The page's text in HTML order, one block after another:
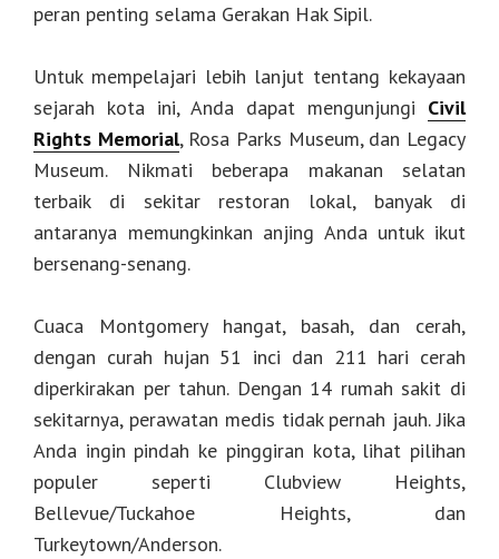
peran penting selama Gerakan Hak Sipil.
Untuk mempelajari lebih lanjut tentang kekayaan
sejarah kota ini, Anda dapat mengunjungi Civil
Rights Memorial, Rosa Parks Museum, dan Legacy
Museum. Nikmati beberapa makanan selatan
terbaik di sekitar restoran lokal, banyak di
antaranya memungkinkan anjing Anda untuk ikut
bersenang-senang.
Cuaca Montgomery hangat, basah, dan cerah,
dengan curah hujan 51 inci dan 211 hari cerah
diperkirakan per tahun. Dengan 14 rumah sakit di
sekitarnya, perawatan medis tidak pernah jauh. Jika
Anda ingin pindah ke pinggiran kota, lihat pilihan
populer seperti Clubview Heights,
Bellevue/Tuckahoe Heights, dan
Turkeytown/Anderson.